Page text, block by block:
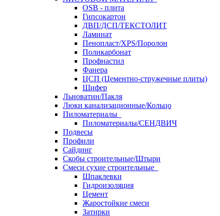
OSB - плита
Гипсокартон
ДВП/ДСП/ТЕКСТОЛИТ
Ламинат
Пенопласт/XPS/Поролон
Поликарбонат
Профнастил
Фанера
ЦСП (Цементно-стружечные плиты)
Шифер
Льноватин/Пакля
Люки канализационные/Кольцо
Пиломатериалы
Пиломатериалы/СЕНДВИЧ
Подвесы
Профили
Сайдинг
Скобы строительные/Штыри
Смеси сухие строительные
Шпаклевки
Гидроизоляция
Цемент
Жаростойкие смеси
Затирки